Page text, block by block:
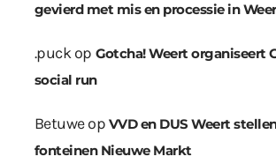
gevierd met mis en processie in
.puckop Gotcha! Weert organiseert
social run
Betuweop VVD en DUS Weert
fonteinen Nieuwe Markt